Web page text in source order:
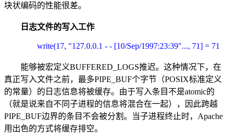
块状编码的性能很差。
日志文件的写入工作
write(17, "127.0.0.1 - - [10/Sep/1997:23:39"..., 71] = 71
能够被宏定义BUFFERED_LOGS推迟。这种情况下，在
真正写入文件之前，最多PIPE_BUF个字节（POSIX标准定义
的常量）的日志信息将被缓存。由于写入条目不是atomic的
（就是说来自不同子进程的信息将混合在一起），因此跨越
PIPE_BUF边界的条目不会被分割。当子进程终止时，Apache
用出色的方式将缓存排空。